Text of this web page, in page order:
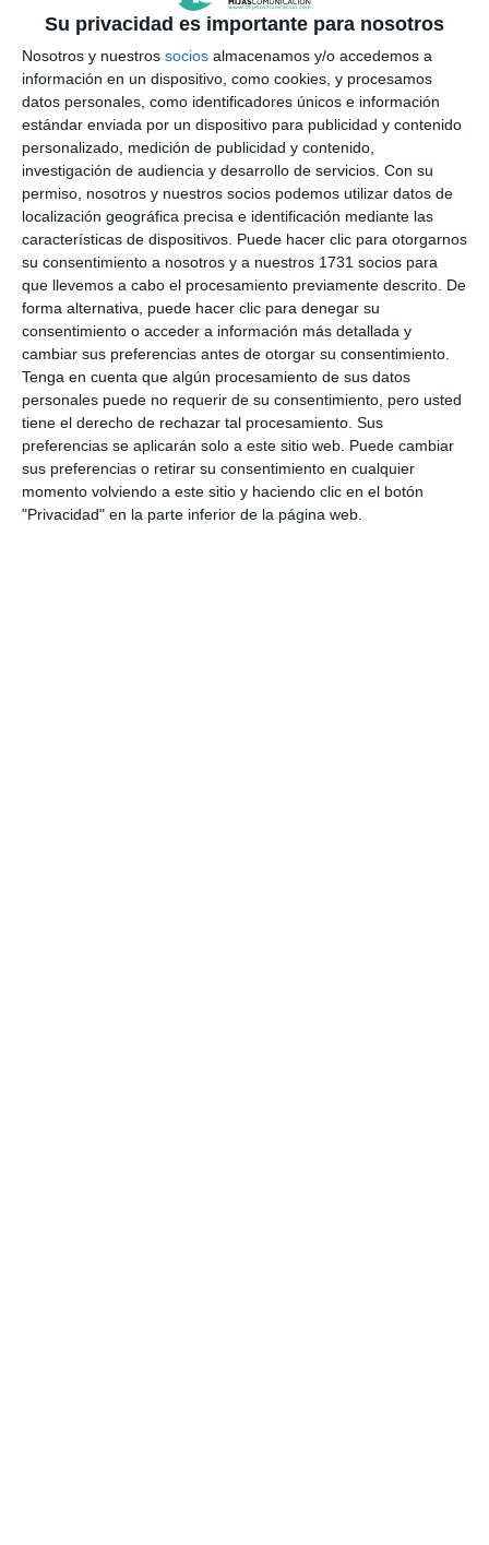
Su privacidad es importante para nosotros
Nosotros y nuestros socios almacenamos y/o accedemos a
información en un dispositivo, como cookies, y procesamos
datos personales, como identificadores únicos e información
estándar enviada por un dispositivo para publicidad y contenido
personalizado, medición de publicidad y contenido,
investigación de audiencia y desarrollo de servicios. Con su
permiso, nosotros y nuestros socios podemos utilizar datos de
localización geográfica precisa e identificación mediante las
características de dispositivos. Puede hacer clic para otorgarnos
su consentimiento a nosotros y a nuestros 1731 socios para
que llevemos a cabo el procesamiento previamente descrito. De
forma alternativa, puede hacer clic para denegar su
consentimiento o acceder a información más detallada y
cambiar sus preferencias antes de otorgar su consentimiento.
Tenga en cuenta que algún procesamiento de sus datos
personales puede no requerir de su consentimiento, pero usted
tiene el derecho de rechazar tal procesamiento. Sus
preferencias se aplicarán solo a este sitio web. Puede cambiar
sus preferencias o retirar su consentimiento en cualquier
momento volviendo a este sitio y haciendo clic en el botón
"Privacidad" en la parte inferior de la página web.